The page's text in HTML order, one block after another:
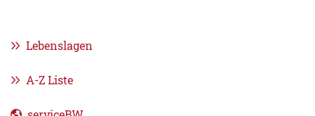
Lebenslagen
A-Z Liste